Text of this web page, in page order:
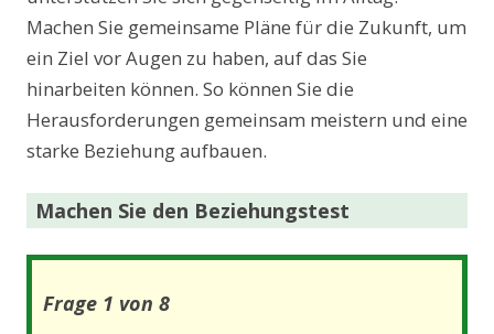
Machen Sie gemeinsame Pläne für die Zukunft, um
ein Ziel vor Augen zu haben, auf das Sie
hinarbeiten können. So können Sie die
Herausforderungen gemeinsam meistern und eine
starke Beziehung aufbauen.
Machen Sie den Beziehungstest
Frage 1 von 8